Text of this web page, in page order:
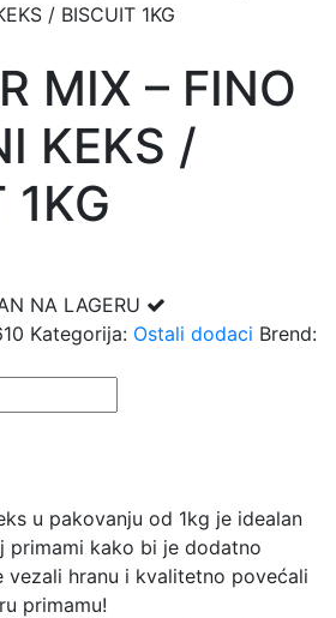
/ BISCUIT 1KG
MIX – FINO
KEKS /
1KG
NA LAGERU
Kategorija: Ostali dodaci Brend:
u pakovanju od 1kg je idealan
primami kako bi je dodatno
vezali hranu i kvalitetno povećali
primamu!